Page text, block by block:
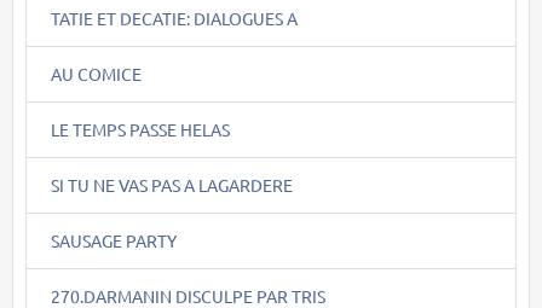
TATIE ET DECATIE: DIALOGUES A
AU COMICE
LE TEMPS PASSE HELAS
SI TU NE VAS PAS A LAGARDERE
SAUSAGE PARTY
270.DARMANIN DISCULPE PAR TRIS